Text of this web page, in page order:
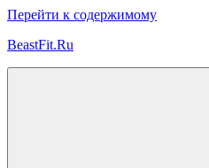
Перейти к содержимому
BeastFit.Ru